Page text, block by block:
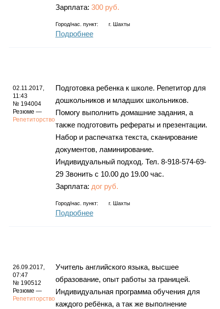
Зарплата: 300 руб.
Город/нас. пункт: г. Шахты
Подробнее
02.11.2017,
11:43
№ 194004
Резюме —
Репетиторство
Подготовка ребенка к школе. Репетитор для
дошкольников и младших школьников.
Помогу выполнить домашние задания, а
также подготовить рефераты и презентации.
Набор и распечатка текста, сканирование
документов, ламинирование.
Индивидуальный подход. Тел. 8-918-574-69-
29 Звонить с 10.00 до 19.00 час.
Зарплата: дог руб.
Город/нас. пункт: г. Шахты
Подробнее
26.09.2017,
07:47
№ 190512
Резюме —
Репетиторство
Учитель английского языка, высшее
образование, опыт работы за границей.
Индивидуальная программа обучения для
каждого ребёнка, а так же выполнение